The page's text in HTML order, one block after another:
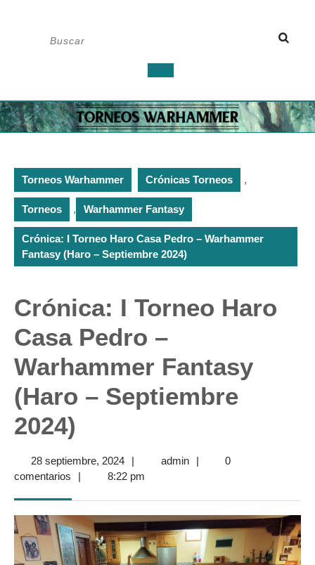
de
apertura
Torneos Warhammer Crónicas Torneos ,
Torneos , Warhammer Fantasy
Crónica: I Torneo Haro Casa Pedro – Warhammer
Fantasy (Haro – Septiembre 2024)
Crónica: I Torneo Haro
Casa Pedro –
Warhammer Fantasy
(Haro – Septiembre
2024)
28 septiembre, 202428
septiembre,
| adminadmin
|
0
comentarios
| 8:22 pm